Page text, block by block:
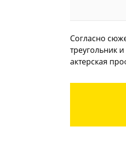
Согласно
треугольник
актерская